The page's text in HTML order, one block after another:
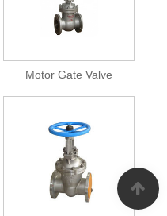
Motor Gate Valve